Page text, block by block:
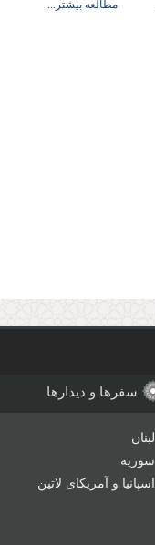
مطالعه بیشتر...
سفرها و دیدارها
لبنان
سوریه
اسپانیا و آمریکای لاتین